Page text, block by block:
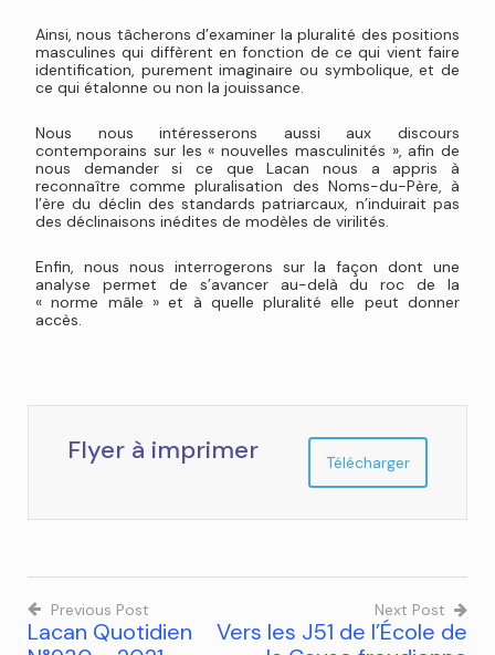
Ainsi, nous tâcherons d’examiner la pluralité des positions
masculines qui diffèrent en fonction de ce qui vient faire
identification, purement imaginaire ou symbolique, et de
ce qui étalonne ou non la jouissance.
Nous nous intéresserons aussi aux discours
contemporains sur les « nouvelles masculinités », afin de
nous demander si ce que Lacan nous a appris à
reconnaître comme pluralisation des Noms-du-Père, à
l’ère du déclin des standards patriarcaux, n’induirait pas
des déclinaisons inédites de modèles de virilités.
Enfin, nous nous interrogerons sur la façon dont une
analyse permet de s’avancer au-delà du roc de la
« norme mâle » et à quelle pluralité elle peut donner
accès.
Flyer à imprimer Télécharger
Previous Post
Lacan Quotidien
Next Post
Vers les J51 de l’École de